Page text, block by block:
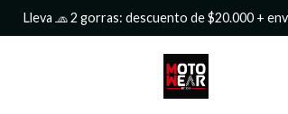
Lleva 🧢 2 gorras: descuento de $20.000 +